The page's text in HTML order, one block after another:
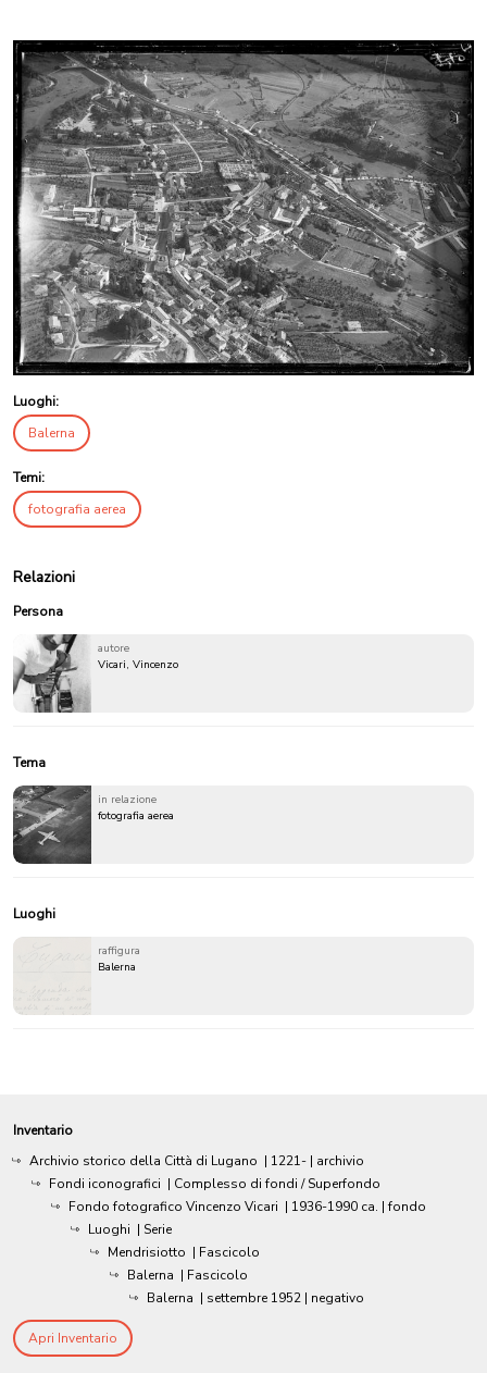
Luoghi:
Balerna
Temi:
fotografia aerea
Relazioni
Persona
autore
Vicari, Vincenzo
Tema
in relazione
fotografia aerea
Luoghi
raffigura
Balerna
Inventario
Archivio storico della Città di Lugano | 1221- | archivio
Fondi iconografici | Complesso di fondi / Superfondo
Fondo fotografico Vincenzo Vicari | 1936-1990 ca. | fondo
Luoghi | Serie
Mendrisiotto | Fascicolo
Balerna | Fascicolo
Balerna | settembre 1952 | negativo
Apri Inventario